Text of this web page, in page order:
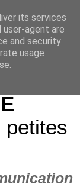
petites
its services
user-agent are
and security
usage